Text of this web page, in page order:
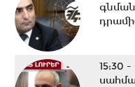
գնման
15:30 -